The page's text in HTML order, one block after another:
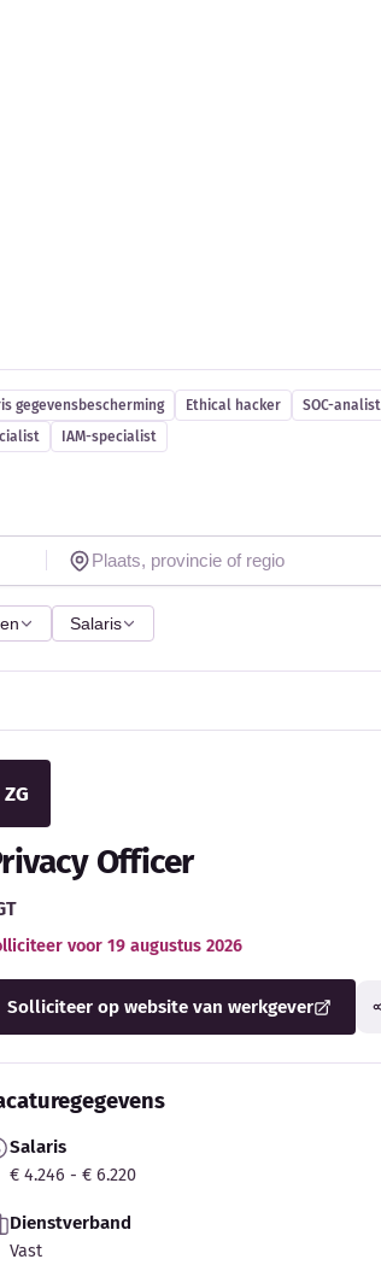
gegevensbescherming Ethical hacker SOC-analist
IAM-specialist
Salaris
ZG
Officer
voor 19 augustus 2026
Solliciteer op website van werkgever
Salaris
€ 4.246 - € 6.220
Dienstverband
Vast